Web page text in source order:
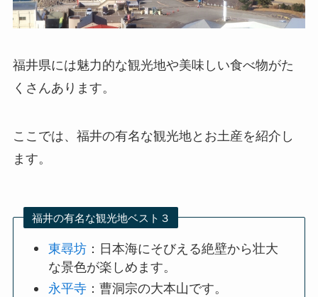
福井県には魅力的な観光地や美味しい食べ物がた
くさんあります。
ここでは、福井の有名な観光地とお土産を紹介し
ます。
福井の有名な観光地ベスト３
東尋坊 ：日本海にそびえる絶壁から壮大
な景色が楽しめます。
永平寺 ：曹洞宗の大本山です。